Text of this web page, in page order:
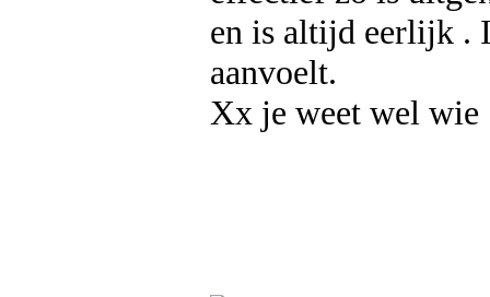
en is altijd eerlijk .
aanvoelt.
Xx je weet wel wie